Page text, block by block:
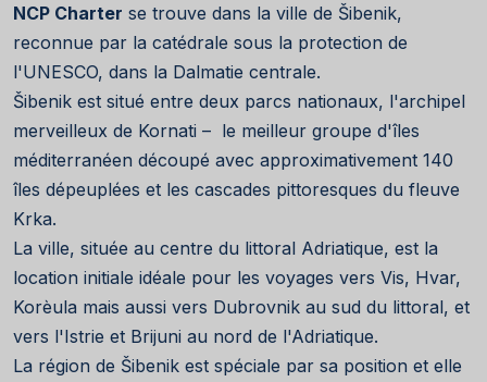
NCP Charter se trouve dans la ville de Šibenik,
reconnue par la catédrale sous la protection de
l'UNESCO, dans la Dalmatie centrale.
Šibenik est situé entre deux parcs nationaux, l'archipel
merveilleux de Kornati – le meilleur groupe d'îles
méditerranéen découpé avec approximativement 140
îles dépeuplées et les cascades pittoresques du fleuve
Krka.
La ville, située au centre du littoral Adriatique, est la
location initiale idéale pour les voyages vers Vis, Hvar,
Korèula mais aussi vers Dubrovnik au sud du littoral, et
vers l'Istrie et Brijuni au nord de l'Adriatique.
La région de Šibenik est spéciale par sa position et elle